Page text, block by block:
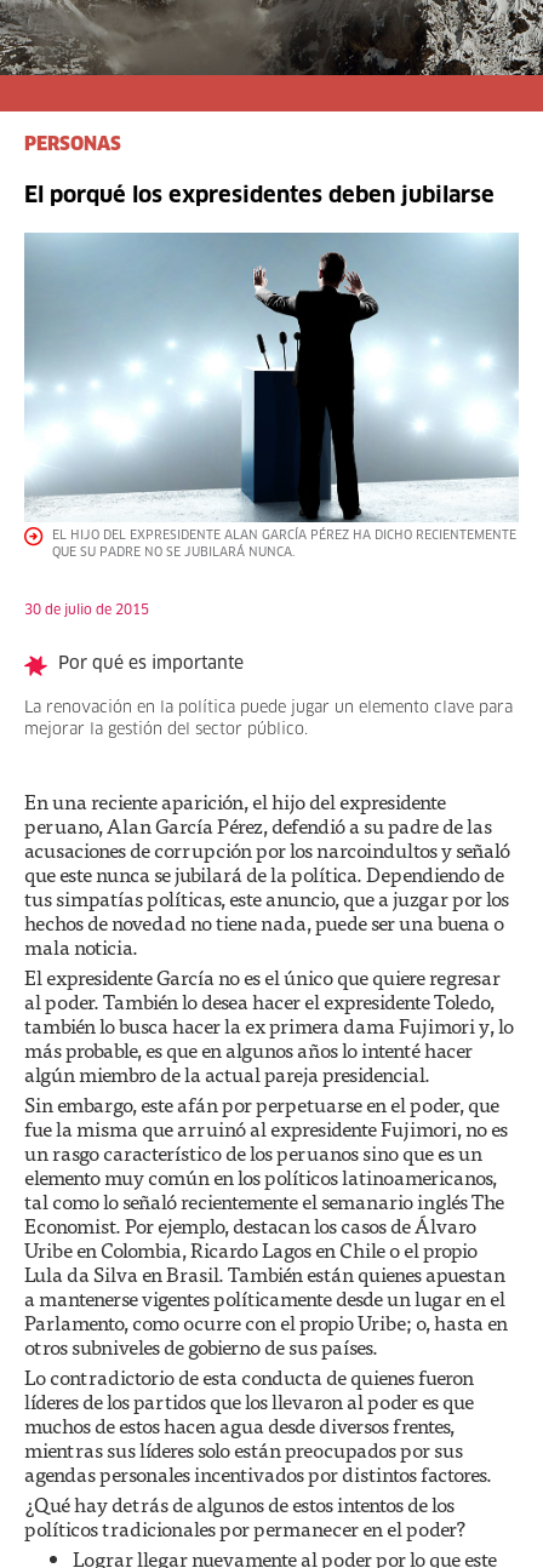
PERSONAS
El porqué los expresidentes deben jubilarse
EL HIJO DEL EXPRESIDENTE ALAN GARCÍA PÉREZ HA DICHO RECIENTEMENTE
QUE SU PADRE NO SE JUBILARÁ NUNCA.
30 de julio de 2015
Por qué es importante
La renovación en la política puede jugar un elemento clave para
mejorar la gestión del sector público.
En una reciente aparición, el hijo del expresidente
peruano, Alan García Pérez, defendió a su padre de las
acusaciones de corrupción por los narcoindultos y señaló
que este nunca se jubilará de la política. Dependiendo de
tus simpatías políticas, este anuncio, que a juzgar por los
hechos de novedad no tiene nada, puede ser una buena o
mala noticia.
El expresidente García no es el único que quiere regresar
al poder. También lo desea hacer el expresidente Toledo,
también lo busca hacer la ex primera dama Fujimori y, lo
más probable, es que en algunos años lo intenté hacer
algún miembro de la actual pareja presidencial.
Sin embargo, este afán por perpetuarse en el poder, que
fue la misma que arruinó al expresidente Fujimori, no es
un rasgo característico de los peruanos sino que es un
elemento muy común en los políticos latinoamericanos,
tal como lo señaló recientemente el semanario inglés The
Economist. Por ejemplo, destacan los casos de Álvaro
Uribe en Colombia, Ricardo Lagos en Chile o el propio
Lula da Silva en Brasil. También están quienes apuestan
a mantenerse vigentes políticamente desde un lugar en el
Parlamento, como ocurre con el propio Uribe; o, hasta en
otros subniveles de gobierno de sus países.
Lo contradictorio de esta conducta de quienes fueron
líderes de los partidos que los llevaron al poder es que
muchos de estos hacen agua desde diversos frentes,
mientras sus líderes solo están preocupados por sus
agendas personales incentivados por distintos factores.
¿Qué hay detrás de algunos de estos intentos de los
políticos tradicionales por permanecer en el poder?
Lograr llegar nuevamente al poder por lo que este